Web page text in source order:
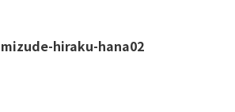
mizude-hiraku-hana02